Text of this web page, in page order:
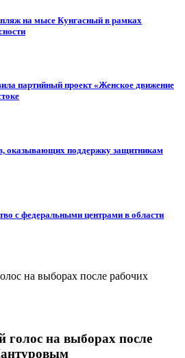
на мысе Кунгасный в рамках
партийный проект «Женское движение
оказывающих поддержку защитникам
с федеральными центрами в области
голос на выборах после